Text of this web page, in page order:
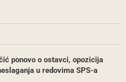
ponovo o ostavci, opozicija
u redovima SPS-a